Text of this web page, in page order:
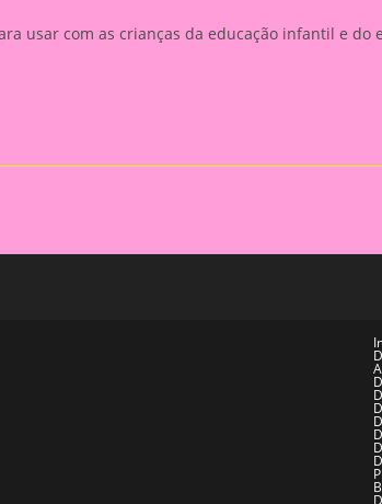
usar com as crianças da educação infantil e